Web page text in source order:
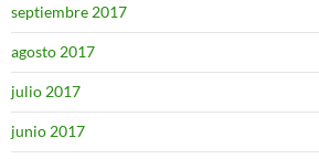
septiembre 2017
agosto 2017
julio 2017
junio 2017